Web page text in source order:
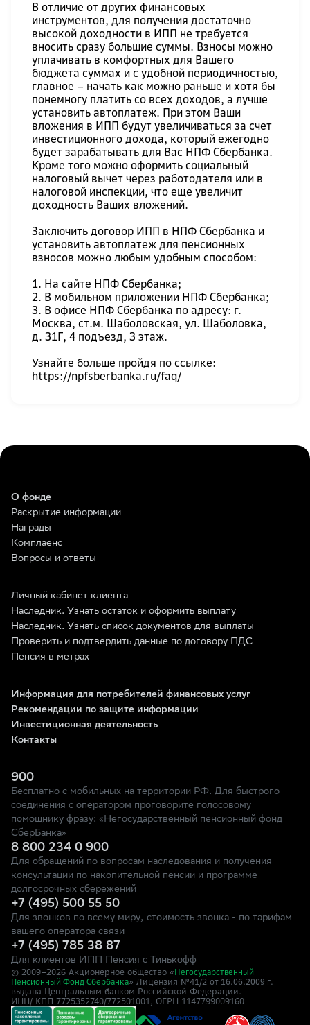
В отличие от других финансовых
инструментов, для получения достаточно
высокой доходности в ИПП не требуется
вносить сразу большие суммы. Взносы можно
уплачивать в комфортных для Вашего
бюджета суммах и с удобной периодичностью,
главное – начать как можно раньше и хотя бы
понемногу платить со всех доходов, а лучше
установить автоплатеж. При этом Ваши
вложения в ИПП будут увеличиваться за счет
инвестиционного дохода, который ежегодно
будет зарабатывать для Вас НПФ Сбербанка.
Кроме того можно оформить социальный
налоговый вычет через работодателя или в
налоговой инспекции, что еще увеличит
доходность Ваших вложений.
Заключить договор ИПП в НПФ Сбербанка и
установить автоплатеж для пенсионных
взносов можно любым удобным способом:
1. На сайте НПФ Сбербанка;
2. В мобильном приложении НПФ Сбербанка;
3. В офисе НПФ Сбербанка по адресу: г.
Москва, ст.м. Шаболовская, ул. Шаболовка,
д. 31Г, 4 подъезд, 3 этаж.
Узнайте больше пройдя по ссылке:
https://npfsberbanka.ru/faq/
О фонде
Раскрытие информации
Награды
Комплаенс
Вопросы и ответы
Личный кабинет клиента
Наследник. Узнать остаток и оформить выплату
Наследник. Узнать список документов для выплаты
Проверить и подтвердить данные по договору ПДС
Пенсия в метрах
Информация для потребителей финансовых услуг
Рекомендации по защите информации
Инвестиционная деятельность
Контакты
900
Бесплатно с мобильных на территории РФ. Для быстрого
соединения с оператором проговорите голосовому
помощнику фразу: «Негосударственный пенсионный фонд
СберБанка»
8 800 234 0 900
Для обращений по вопросам наследования и получения
консультации по накопительной пенсии и программе
долгосрочных сбережений
+7 (495) 500 55 50
Для звонков по всему миру, стоимость звонка - по тарифам
вашего оператора связи
+7 (495) 785 38 87
Для клиентов ИПП Пенсия с Тинькофф
© 2009–2026 Акционерное общество « Негосударственный
Пенсионный Фонд Сбербанка» Лицензия №41/2 от 16.06.2009 г.
выдана Центральным банком Российской Федерации.
ИНН/ КПП 7725352740/772501001, ОГРН 1147799009160